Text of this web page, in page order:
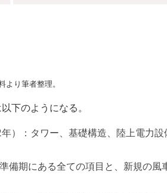
より筆者整理。
下のようになる。
）：タワー、基礎構造、陸上電力
備期にある全ての項目と、新規の風